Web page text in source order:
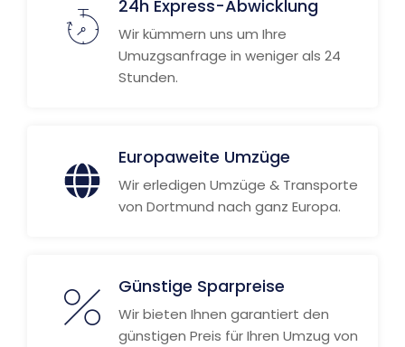
24h Express-Abwicklung
Wir kümmern uns um Ihre
Umuzgsanfrage in weniger als 24
Stunden.
Europaweite Umzüge
Wir erledigen Umzüge & Transporte
von Dortmund nach ganz Europa.
Günstige Sparpreise
Wir bieten Ihnen garantiert den
günstigen Preis für Ihren Umzug von